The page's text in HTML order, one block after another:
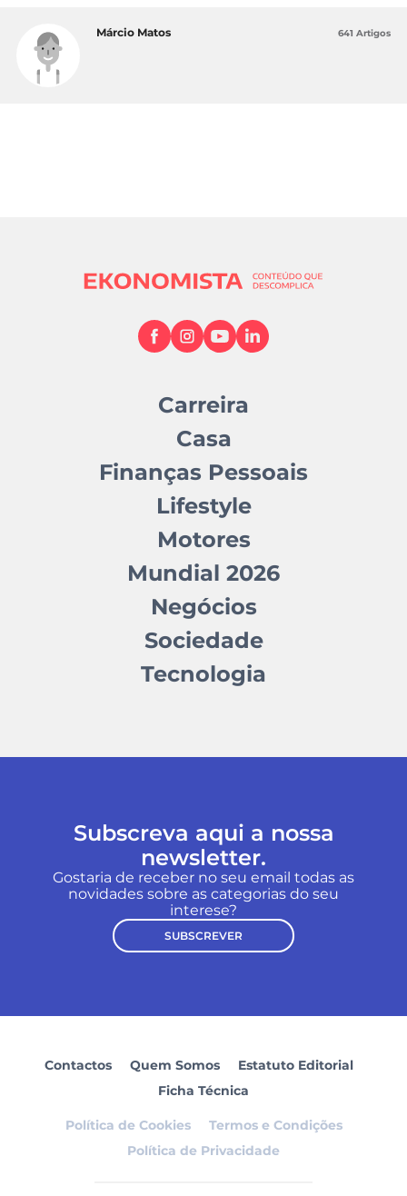
Márcio Matos 641 Artigos
Carreira
Casa
Finanças Pessoais
Lifestyle
Motores
Mundial 2026
Negócios
Sociedade
Tecnologia
Subscreva aqui a nossa
newsletter.
Gostaria de receber no seu email todas as
novidades sobre as categorias do seu
interese?
SUBSCREVER
Contactos Quem Somos
Estatuto Editorial
Ficha Técnica
Política de Cookies
Termos e Condições
Política de Privacidade